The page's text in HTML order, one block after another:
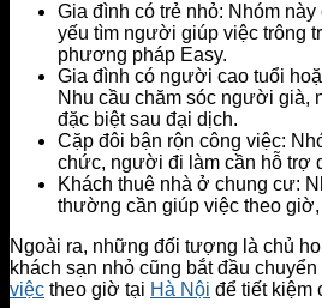
Gia đình có trẻ nhỏ: Nhóm
yếu tìm người giúp việc trông
phương pháp Easy.
Gia đình có người cao tuổi
Nhu cầu chăm sóc người già,
đặc biệt sau đại dịch.
Cặp đôi bận rộn công việc:
chức, người đi làm cần hỗ trợ
Khách thuê nhà ở chung cư:
thường cần giúp việc theo
Ngoài ra, những đối tượng là chủ
khách sạn nhỏ cũng bắt đầu
việc theo giờ tại Hà Nội để tiết kiệm